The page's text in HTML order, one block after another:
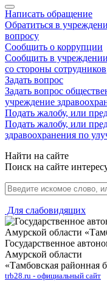
Написать обращение
Обратиться в
вопросу
Сообщить о коррупции
Сообщить в
со стороны сотрудников
Задать вопрос
Задать вопрос
учреждение
Подать жалобу, или
Подать жалобу, или
здравоохранения по
Найти на сайте
Поиск на сайте
Для слабовидящих
Государственное
Амурской области
«Тамбовская районная
trb28.ru - официальный сайт